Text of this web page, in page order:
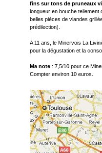
fins sur tons de pruneaux
longueur en bouche
belles pièces de viandes
prédilection).
A 11 ans, le Minervois La
pour la dégustation et la
Ma note: 7,5/10 pour ce
Compter environ 10 euros.